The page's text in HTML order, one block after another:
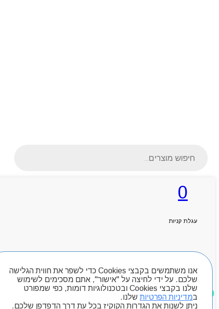
אנו משתמשים בקבצי Cookies כדי לשפר את חווית הגלישה
שלכם. על ידי לחיצה על "אישור", אתם מסכימים לשימוש
שלנו בקבצי Cookies ובטכנולוגיות דומות, כפי שמפורט
במדיניות הפרטיות שלנו.
ניתן לשנות את הגדרות הקוקיז בכל עת דרך הדפדפן שלכם.
0
עגלת קניות
חיפוש מוצרים
מוצרים שאהבתי
search
אודותניו
מותגים
Byou